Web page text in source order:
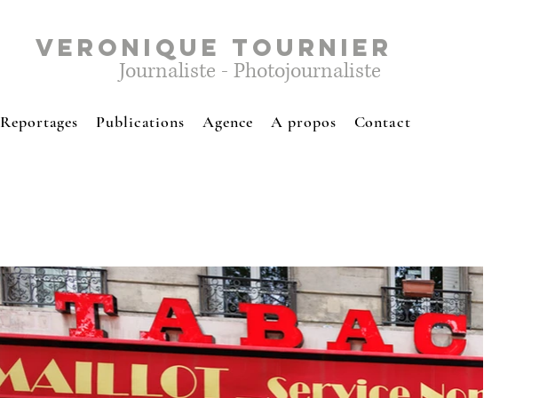
Journaliste - Photojournaliste
VERONIQUE TOURNIER
Reportages Publications Agence A propos Contact